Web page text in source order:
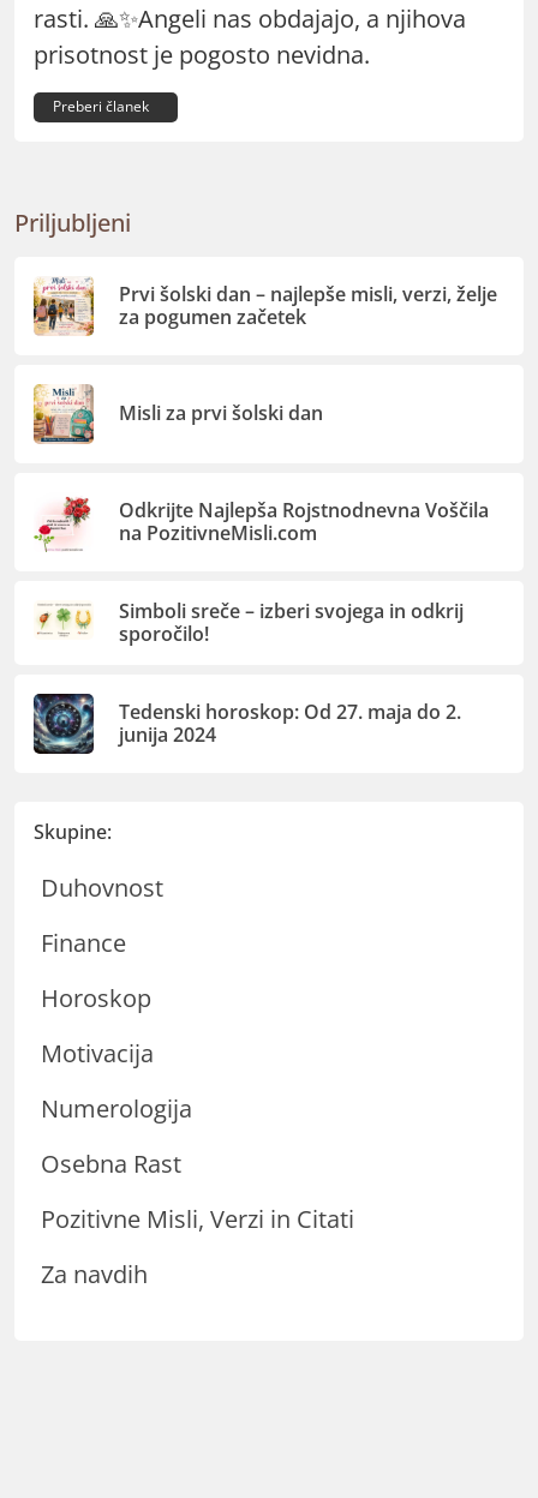
rasti. 🙏✨Angeli nas obdajajo, a njihova
prisotnost je pogosto nevidna.
Preberi članek
Priljubljeni
Prvi šolski dan – najlepše misli, verzi, želje
za pogumen začetek
Misli za prvi šolski dan
Odkrijte Najlepša Rojstnodnevna Voščila
na PozitivneMisli.com
Simboli sreče – izberi svojega in odkrij
sporočilo!
Tedenski horoskop: Od 27. maja do 2.
junija 2024
Skupine:
Duhovnost
Finance
Horoskop
Motivacija
Numerologija
Osebna Rast
Pozitivne Misli, Verzi in Citati
Za navdih